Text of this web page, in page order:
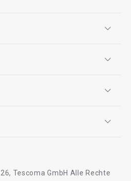
Tescoma GmbH Alle Rechte